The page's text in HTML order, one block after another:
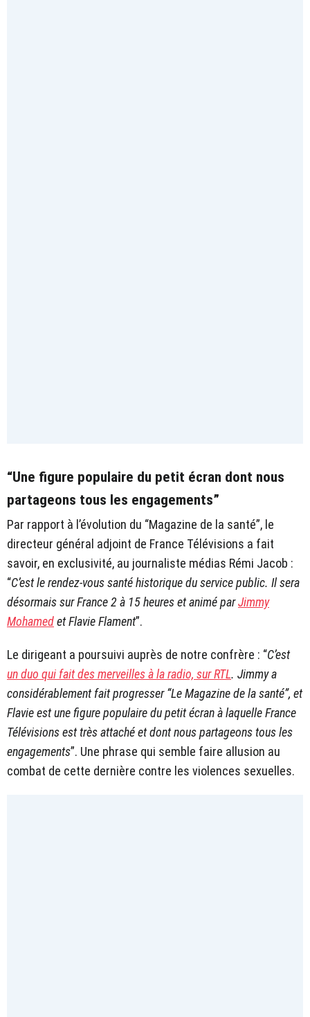
“Une figure populaire du petit écran dont nous
partageons tous les engagements”
Par rapport à l’évolution du “Magazine de la santé”, le
directeur général adjoint de France Télévisions a fait
savoir, en exclusivité, au journaliste médias Rémi Jacob :
“C’est le rendez-vous santé historique du service public. Il sera
désormais sur France 2 à 15 heures et animé parJimmy
Mohamedet Flavie Flament”.
Le dirigeant a poursuivi auprès de notre confrère : “C’est
un duo qui fait des merveilles à la radio, sur RTL. Jimmy a
considérablement fait progresser “Le Magazine de la santé”, et
Flavie est une figure populaire du petit écran à laquelle France
Télévisions est très attaché et dont nous partageons tous les
engagements”. Une phrase qui semble faire allusion au
combat de cette dernière contre les violences sexuelles.